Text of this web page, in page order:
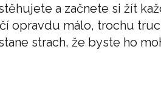
a začnete si žít
opravdu málo, trochu
strach, že byste ho